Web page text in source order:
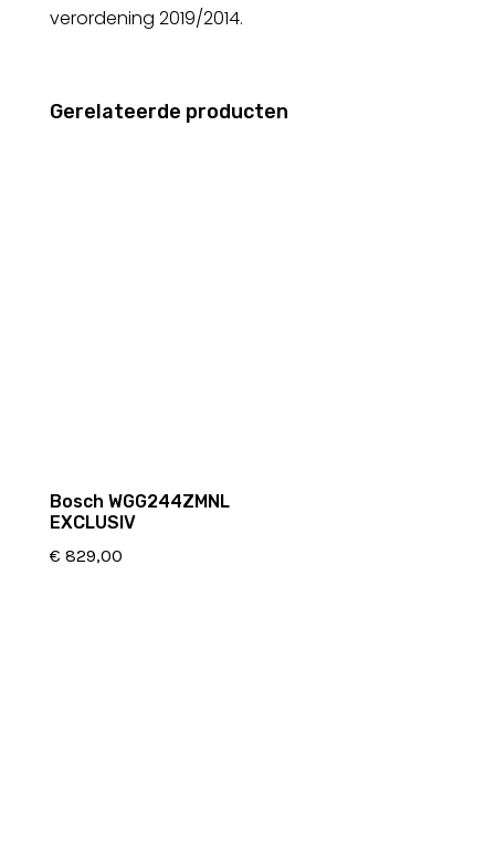
verordening 2019/2014.
Gerelateerde producten
Bosch WGG244ZMNL
EXCLUSIV
€ 829,00